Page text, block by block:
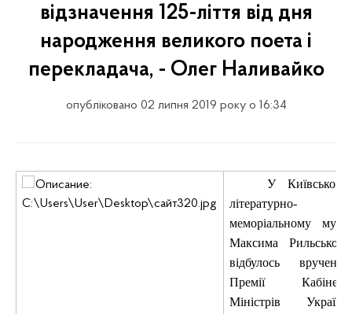
відзначення 125-ліття від дня
народження великого поета і
перекладача, - Олег Наливайко
опубліковано 02 липня 2019 року о 16:34
У Київському
літературно-
меморіальному музеї
Максима Рильського
відбулось вручення
Премії Кабінету
Міністрів України